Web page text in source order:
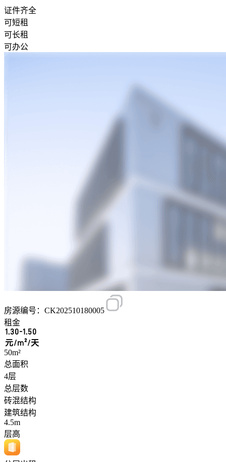
证件齐全
可短租
可长租
可办公
房源编号：CK202510180005
租金
1.30-1.50
元/m²/天
50m²
总面积
4层
总层数
砖混结构
建筑结构
4.5m
层高